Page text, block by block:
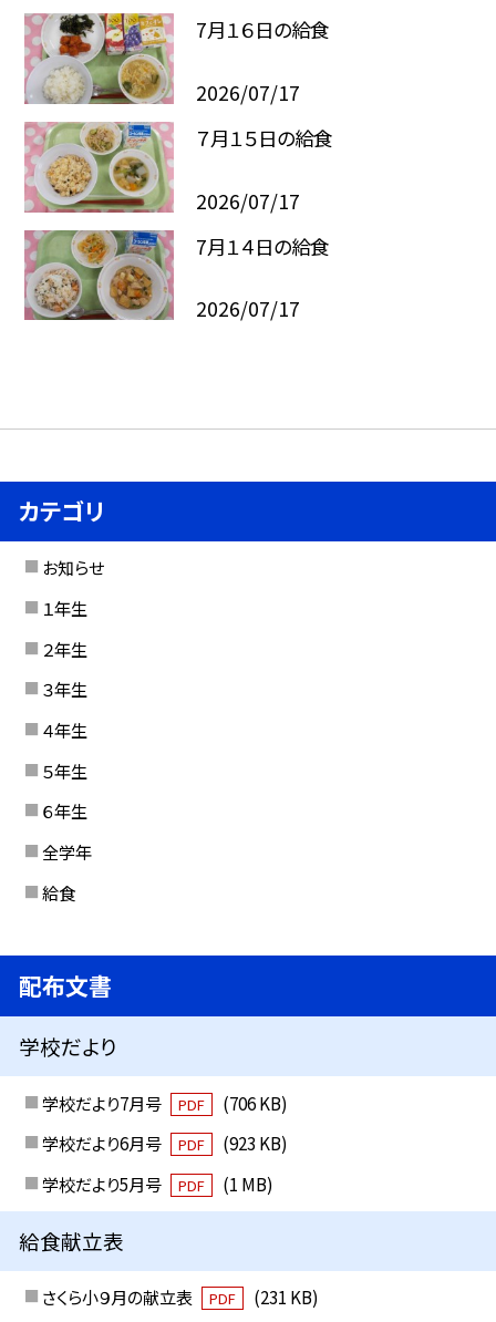
7月１６日の給食
2026/07/17
７月１５日の給食
2026/07/17
7月１４日の給食
2026/07/17
カテゴリ
お知らせ
１年生
２年生
３年生
４年生
５年生
６年生
全学年
給食
配布文書
学校だより
学校だより7月号 PDF
(706 KB)
学校だより6月号
PDF
(923 KB)
学校だより5月号
PDF (1 MB)
給食献立表
さくら小９月の献立表 PDF (231 KB)